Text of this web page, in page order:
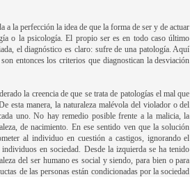
a la perfección la idea de que la forma de ser y de actuar
o la psicología. El propio ser es en todo caso último
el diagnóstico es claro: sufre de una patología. Aquí
entonces los criterios que diagnostican la desviación
la creencia de que se trata de patologías el mal que
esta manera, la naturaleza malévola del violador o del
uno. No hay remedio posible frente a la malicia, la
de nacimiento. En ese sentido ven que la solución
al individuo en cuestión a castigos, ignorando el
en sociedad. Desde la izquierda se ha tenido
del ser humano es social y siendo, para bien o para
de las personas están condicionadas por la sociedad